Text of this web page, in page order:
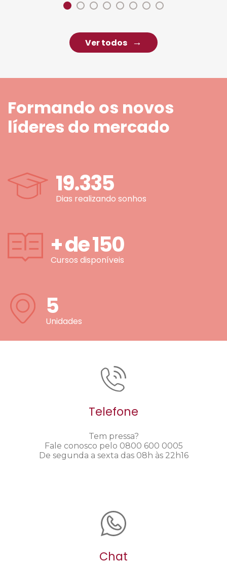
Ver todos
Formando os novos
líderes do mercado
19.335
Dias realizando sonhos
+ de150
Cursos disponíveis
5
Unidades
Telefone
Tem pressa?
Fale conosco pelo 0800 600 0005
De segunda a sexta das 08h às 22h16
Chat